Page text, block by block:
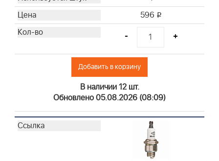
795115
992376
992377
271962S
272403S
596 i
- +
Добавить в корзину
В наличии 12 шт.
Обновлено 05.08.2026 (08:09)